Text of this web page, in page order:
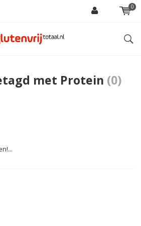
0
met Protein (0)